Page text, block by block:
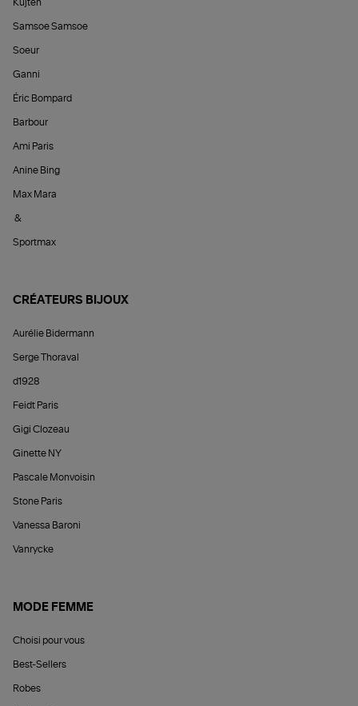
Kujten
Samsoe Samsoe
Soeur
Ganni
Éric Bompard
Barbour
Ami Paris
Anine Bing
Max Mara
&
Sportmax
CRÉATEURS BIJOUX
Aurélie Bidermann
Serge Thoraval
d1928
Feidt Paris
Gigi Clozeau
Ginette NY
Pascale Monvoisin
Stone Paris
Vanessa Baroni
Vanrycke
MODE FEMME
Choisi pour vous
Best-Sellers
Robes